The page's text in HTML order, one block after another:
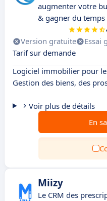
augmenter votre
& gagner du temps
Version gratuite Essai
Tarif sur demande
Logiciel immobilier pour
Gestion des biens, des
Voir plus de détails
En
Miizy
Le CRM des